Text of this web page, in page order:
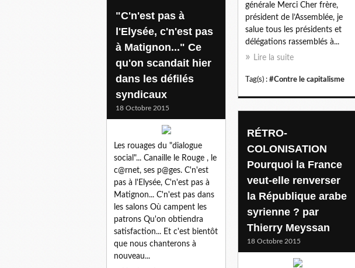
générale Merci Cher frère,
président de l’Assemblée, je
salue tous les présidents et
délégations rassemblés à...
Lire la suite
Tag(s) : #Contre le capitalisme
"C'n'est pas à
l'Elysée, c'n'est pas
à Matignon..." Ce
qu'on scandait hier
dans les défilés
syndicaux
18 Octobre 2015
Les rouages du "dialogue
social"... Canaille le Rouge , le
c@rnet, ses p@ges. C'n'est
pas à l'Elysée, C'n'est pas à
Matignon... C'n'est pas dans
les salons Où campent les
patrons Qu'on obtiendra
satisfaction... Et c'est bientôt
que nous chanterons à
nouveau...
RÉTRO-
COLONISATION
Pourquoi la France
veut-elle renverser
la République arabe
syrienne ? par
Thierry Meyssan
18 Octobre 2015